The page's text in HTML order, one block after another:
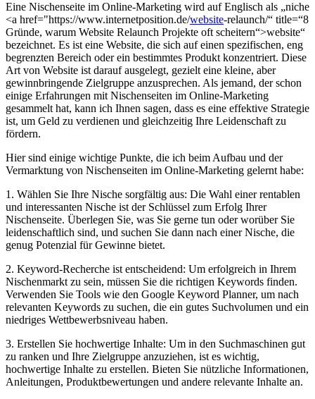
Eine Nischenseite im Online-Marketing‌ wird auf Englisch als „niche​
<a href="https://www.internetposition.de/website-relaunch/“ title=“8
Gründe, warum Website Relaunch Projekte oft scheitern“>website“
bezeichnet. ⁤Es ‍ist eine Website, die sich auf einen spezifischen, eng​
begrenzten Bereich ⁤oder ein bestimmtes Produkt konzentriert. Diese
Art ‌von Website ist darauf ausgelegt, gezielt eine kleine, aber
gewinnbringende‌ Zielgruppe anzusprechen.​ Als jemand, ⁣der schon
einige Erfahrungen mit ⁤Nischenseiten im Online-Marketing
gesammelt hat, kann ich Ihnen ‍sagen, dass es eine effektive Strategie
ist, um Geld ⁤zu verdienen und gleichzeitig Ihre Leidenschaft zu⁣
fördern.
Hier ​sind einige wichtige Punkte, die ich ⁢beim Aufbau und der
Vermarktung ⁣von Nischenseiten im Online-Marketing​ gelernt habe:
1. ‍Wählen Sie‍ Ihre Nische⁢ sorgfältig ⁢aus: Die Wahl einer ‍rentablen
und‌ interessanten Nische ist ⁣der Schlüssel​ zum Erfolg⁤ Ihrer‌
Nischenseite. Überlegen Sie, was Sie gerne⁤ tun oder ‍worüber Sie ​
leidenschaftlich sind, ‌und suchen Sie dann⁤ nach ⁢einer‍ Nische, die
genug Potenzial für‍ Gewinne bietet.
2. Keyword-Recherche ist entscheidend: Um erfolgreich ‌in Ihrem
Nischenmarkt⁣ zu sein, ​müssen Sie die richtigen Keywords finden.⁤
Verwenden Sie Tools wie‌ den ⁤Google Keyword‍ Planner, um nach
relevanten Keywords​ zu suchen, die ⁤ein⁢ gutes Suchvolumen ‍und ⁣ein
niedriges Wettbewerbsniveau haben.
3. Erstellen ⁤Sie hochwertige Inhalte: Um in ‌den Suchmaschinen gut​
zu ranken und Ihre Zielgruppe anzuziehen, ist es⁣ wichtig,‌
hochwertige Inhalte zu ⁤erstellen. Bieten Sie nützliche Informationen,
Anleitungen, Produktbewertungen und andere ⁢relevante Inhalte an.